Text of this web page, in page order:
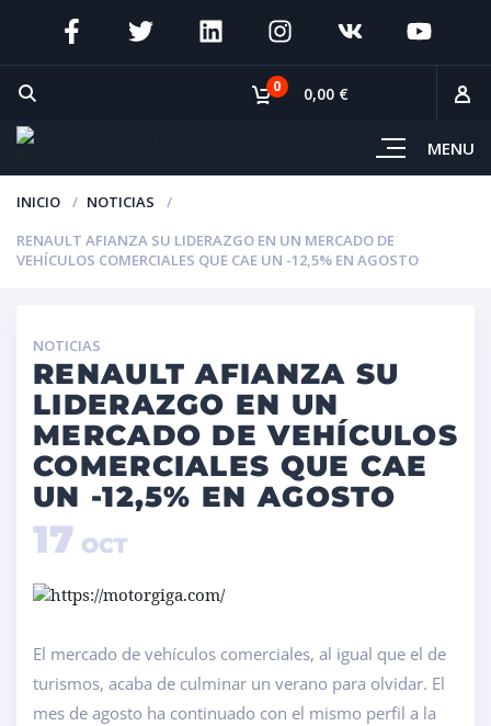
MENU
0 0,00 €
INICIO
NOTICIAS
RENAULT AFIANZA SU LIDERAZGO EN UN MERCADO DE
VEHÍCULOS COMERCIALES QUE CAE UN -12,5% EN AGOSTO
NOTICIAS
RENAULT AFIANZA SU
LIDERAZGO EN UN
MERCADO DE VEHÍCULOS
COMERCIALES QUE CAE
UN -12,5% EN AGOSTO
17 OCT
El mercado de vehículos comerciales, al igual que el de
turismos, acaba de culminar un verano para olvidar. El
mes de agosto ha continuado con el mismo perfil a la